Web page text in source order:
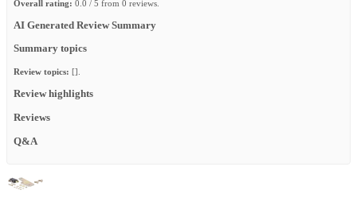
Overall rating: 0.0 / 5 from 0 reviews.
AI Generated Review Summary
Summary topics
Review topics: [].
Review highlights
Reviews
Q&A